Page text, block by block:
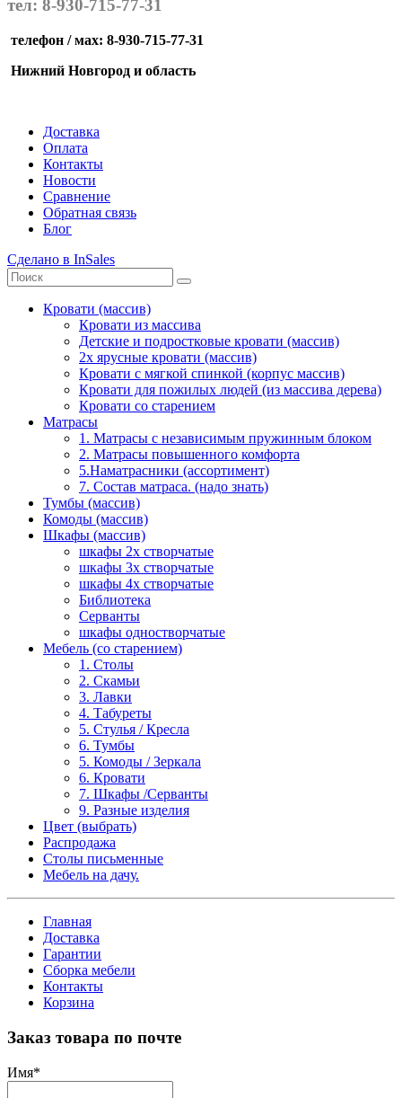
тел: 8-930-715-77-31
телефон / мах: 8-930-715-77-31
Нижний Новгород и область
Доставка
Оплата
Контакты
Новости
Сравнение
Обратная связь
Блог
Сделано в InSales
Кровати (массив)
Кровати из массива
Детские и подростковые кровати (массив)
2х ярусные кровати (массив)
Кровати с мягкой спинкой (корпус массив)
Кровати для пожилых людей (из массива дерева)
Кровати со старением
Матрасы
1. Матрасы с независимым пружинным блоком
2. Матрасы повышенного комфорта
5.Наматрасники (ассортимент)
7. Состав матраса. (надо знать)
Тумбы (массив)
Комоды (массив)
Шкафы (массив)
шкафы 2х створчатые
шкафы 3х створчатые
шкафы 4х створчатые
Библиотека
Серванты
шкафы одностворчатые
Мебель (со старением)
1. Столы
2. Скамьи
3. Лавки
4. Табуреты
5. Стулья / Кресла
6. Тумбы
5. Комоды / Зеркала
6. Кровати
7. Шкафы /Серванты
9. Разные изделия
Цвет (выбрать)
Распродажа
Столы письменные
Мебель на дачу.
Главная
Доставка
Гарантии
Сборка мебели
Контакты
Корзина
Заказ товара по почте
Имя*